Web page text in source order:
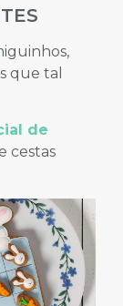
que tal
de
cestas